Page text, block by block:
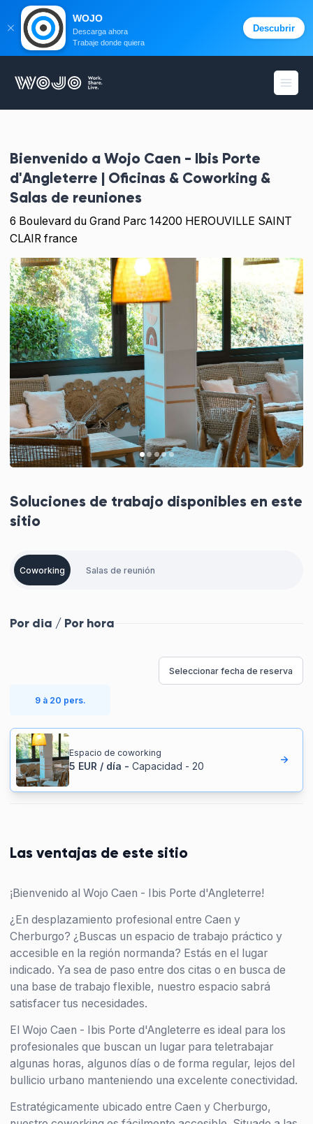
WOJO
Bienvenido aWojo Caen - Ibis Porte
d'Angleterre | Oficinas & Coworking &
Salas de reuniones
6 Boulevard du Grand Parc 14200 HEROUVILLE SAINT
CLAIR france
Soluciones de trabajo disponibles en este
sitio
Coworking Salas de reunión
Por dia / Por hora
Seleccionar fecha de reserva
9 à 20 pers.
Espacio de coworking
5 EUR / día - Capacidad - 20
Las ventajas de este sitio
¡Bienvenido al Wojo Caen - Ibis Porte d'Angleterre!
¿En desplazamiento profesional entre Caen y
Cherburgo? ¿Buscas un espacio de trabajo práctico y
accesible en la región normanda? Estás en el lugar
indicado. Ya sea de paso entre dos citas o en busca de
una base de trabajo flexible, nuestro espacio sabrá
satisfacer tus necesidades.
El Wojo Caen - Ibis Porte d'Angleterre es ideal para los
profesionales que buscan un lugar para teletrabajar
algunas horas, algunos días o de forma regular, lejos del
bullicio urbano manteniendo una excelente conectividad.
Estratégicamente ubicado entre Caen y Cherburgo,
WOJO
Descarga ahora
Trabaje donde quiera
Descubrir